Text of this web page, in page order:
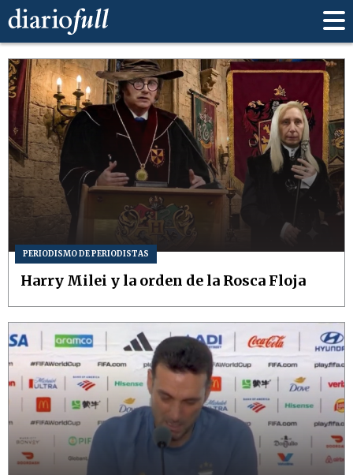
PERIODISMO DE PERIODISTAS
Harry Milei y la orden de la Rosca Floja